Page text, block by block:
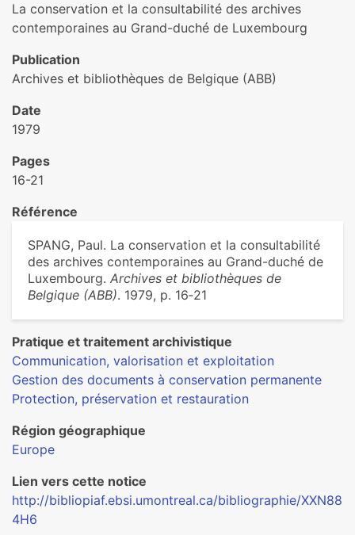
La conservation et la consultabilité des archives
contemporaines au Grand-duché de Luxembourg
Publication
Archives et bibliothèques de Belgique (ABB)
Date
1979
Pages
16-21
Référence
SPANG, Paul. La conservation et la consultabilité
des archives contemporaines au Grand-duché de
Luxembourg. Archives et bibliothèques de
Belgique (ABB). 1979, p. 16‑21
Pratique et traitement archivistique
Communication, valorisation et exploitation
Gestion des documents à conservation permanente
Protection, préservation et restauration
Région géographique
Europe
Lien vers cette notice
http://bibliopiaf.ebsi.umontreal.ca/bibliographie/XXN88
4H6